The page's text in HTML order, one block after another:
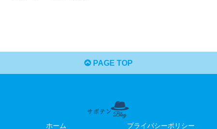
PAGE TOP
ホーム
プライバシーポリシー